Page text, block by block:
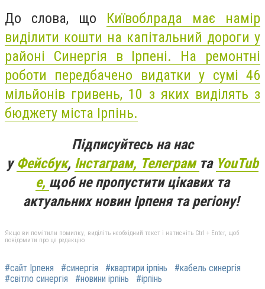
До слова, що Київоблрада має намір
виділити кошти на капітальний дороги у
районі Синергія в Ірпені. На ремонтні
роботи передбачено видатки у сумі 46
мільйонів гривень, 10 з яких виділять з
бюджету міста Ірпінь.
Підписуйтесь на нас
уФейсбук, Інстаграм, Телеграм та YouTub
e, щоб не пропустити цікавих та
актуальних новин Ірпеня та регіону!
Якщо ви помітили помилку, виділіть необхідний текст і натисніть Ctrl + Enter, щоб
повідомити про це редакцію
#сайт Ірпеня #синергія #квартири ірпінь
#кабель синергія
#світло синергія
#новини ірпінь #ірпінь